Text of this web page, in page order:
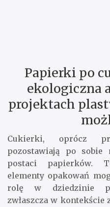
Papierki po
ekologiczna
projektach
Cukierki, oprócz
pozostawiają po sobie
postaci papierków.
elementy opakowań
rolę w dziedzinie
zwłaszcza w kontekście